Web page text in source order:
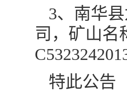
3、南华
司，矿山名
特此公告